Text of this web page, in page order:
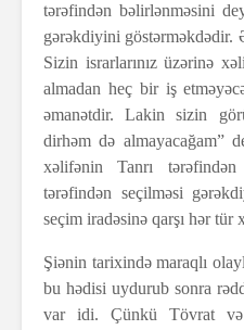
tərəfindən bəlirlənməsini
gərəkdiyini
Sizin israrlarınız üzərinə
almadan heç bir iş
əmanətdir. Lakin sizin
dirhəm də almayacağam”
xəlifənin Tanrı
tərəfindən seçilməsi
seçim iradəsinə qarşı hər tür
Şiənin tarixində maraqlı
bu hədisi uydurub sonra
var idi. Çünkü Tövrat